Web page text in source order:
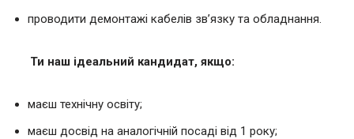
проводити демонтажі кабелів зв’язку та обладнання.
Ти наш ідеальний кандидат, якщо:
маєш технічну освіту;
маєш досвід на аналогічній посаді від 1 року;